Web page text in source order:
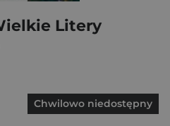
Litery
Chwilowo niedostępny